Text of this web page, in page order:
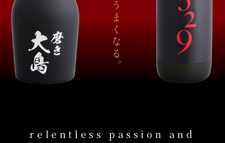
relentless passion and